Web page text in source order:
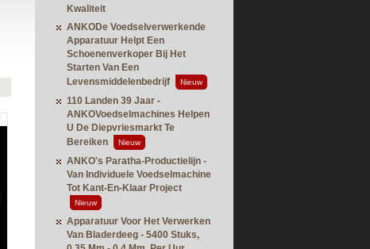
Kwaliteit
ANKODe Voedselverwerkende
Apparatuur Helpt Een
Schoenenverkoper Bij Het
Starten Van Een
Levensmiddelenbedrijf
Nieuw
110 Landen 39 Jaar -
ANKOVoedselmachines Helpen
U De Diepvriesmarkt Te
Bereiken
Nieuw
ANKO's Paratha-Productielijn -
Van Individuele Voedselmachine
Tot Kant-En-Klaar Project
Nieuw
Apparatuur Voor Het Verwerken
Van Bladerdeeg - 5400 Stuks,